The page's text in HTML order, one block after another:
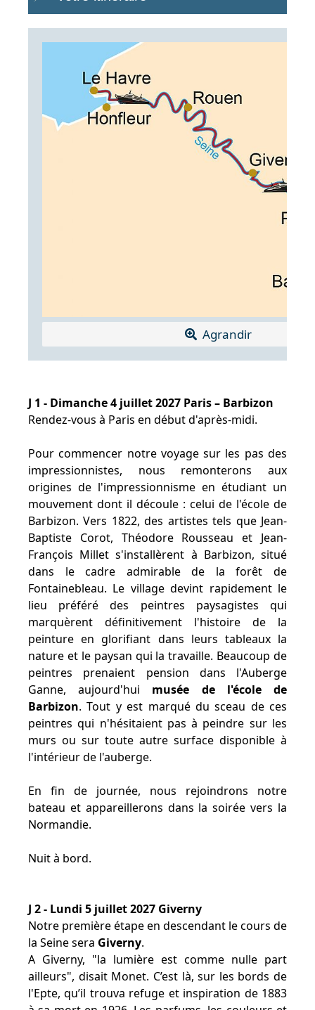
Agrandir
J 1 - Dimanche 4 juillet 2027 Paris – Barbizon
Rendez-vous à Paris en début d'après-midi.
Pour commencer notre voyage sur les pas des
impressionnistes, nous remonterons aux
origines de l'impressionnisme en étudiant un
mouvement dont il découle : celui de l'école de
Barbizon. Vers 1822, des artistes tels que Jean-
Baptiste Corot, Théodore Rousseau et Jean-
François Millet s'installèrent à Barbizon, situé
dans le cadre admirable de la forêt de
Fontainebleau. Le village devint rapidement le
lieu préféré des peintres paysagistes qui
marquèrent définitivement l'histoire de la
peinture en glorifiant dans leurs tableaux la
nature et le paysan qui la travaille. Beaucoup de
peintres prenaient pension dans l'Auberge
Ganne, aujourd'hui musée de l'école de
Barbizon. Tout y est marqué du sceau de ces
peintres qui n'hésitaient pas à peindre sur les
murs ou sur toute autre surface disponible à
l'intérieur de l'auberge.
En fin de journée, nous rejoindrons notre
bateau et appareillerons dans la soirée vers la
Normandie.
Nuit à bord.
J 2 - Lundi 5 juillet 2027 Giverny
Notre première étape en descendant le cours de
la Seine sera Giverny.
A Giverny, "la lumière est comme nulle part
ailleurs", disait Monet. C’est là, sur les bords de
l'Epte, qu’il trouva refuge et inspiration de 1883